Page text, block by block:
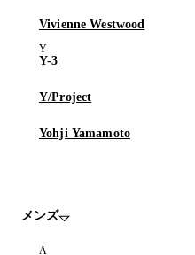
Vivienne Westwood
Y-3
Y/Project
Yohji Yamamoto
メンズ